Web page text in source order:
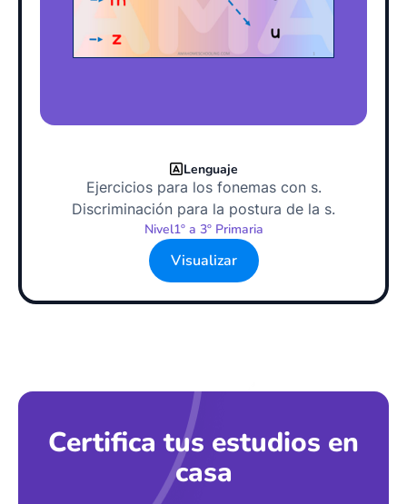
Lenguaje
Ejercicios para los fonemas con s.
Discriminación para la postura de la s.
Nivel1º a 3º Primaria
Visualizar
Certifica tus estudios en
casa